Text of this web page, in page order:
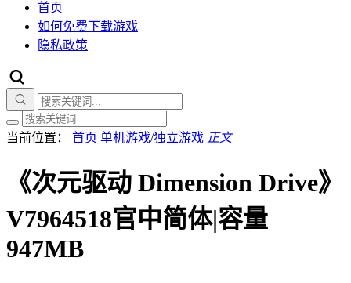
首页
如何免费下载游戏
隐私政策
当前位置： 首页 单机游戏/独立游戏 正文
《次元驱动 Dimension Drive》
V7964518官中简体|容量
947MB